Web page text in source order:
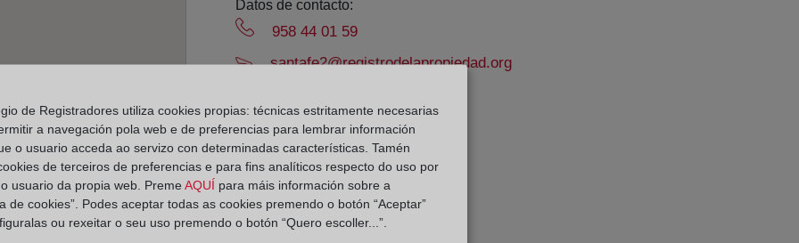
Datos de contacto:
958 44 01 59
santafe2@registrodelapropiedad.org
Cesar Alfonso Frías Román
Delegado de Protección de Datos:
dpo@corpme.es
de Registradores utiliza cookies propias: técnicas estritamente necesarias
a navegación pola web e de preferencias para lembrar información
o usuario acceda ao servizo con determinadas características. Tamén
de terceiros de preferencias e para fins analíticos respecto do uso por
usuario da propia web. Preme AQUÍ para máis información sobre a
de cookies”. Podes aceptar todas as cookies premendo o botón “Aceptar”
ou rexeitar o seu uso premendo o botón “Quero escoller...”.